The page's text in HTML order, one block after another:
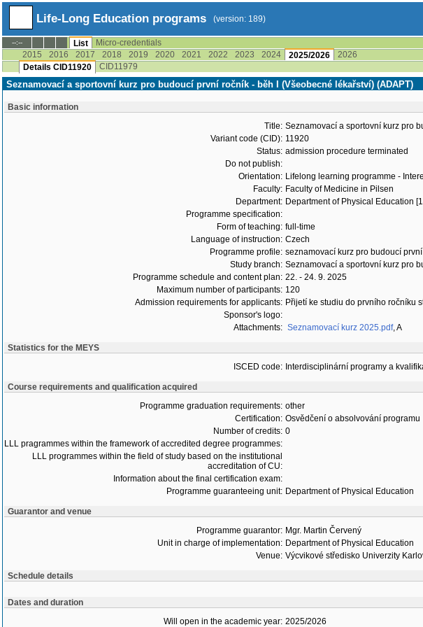
Life-Long Education programs (version: 189)
--:-- List
Micro-credentials
2015
2016 2017 2018 2019 2020 2021 2022 2023 2024 2025/2026
2026
Details CID11920
CID11979
Seznamovací a sportovní kurz pro budoucí první ročník - běh I (Všeobecné lékařství) (ADAPT)
Basic information
Title: Seznamovací a sportovní kurz pro
Variant code (CID): 11920
Status: admission procedure terminated
Do not publish:
Orientation: Lifelong learning programme -
Faculty: Faculty of Medicine in Pilsen
Department: Department of Physical Education
Programme specification:
Form of teaching: full-time
Language of instruction: Czech
Programme profile: seznamovací kurz pro budoucí
Study branch: Seznamovací a sportovní kurz pro
Programme schedule and content plan: 22. - 24. 9. 2025
Maximum number of participants: 120
Admission requirements for applicants: Přijetí ke studiu do prvního ročníku
Sponsor's logo:
Attachments: Seznamovací kurz 2025.pdf,A
Statistics for the MEYS
ISCED code: Interdisciplinární programy a
Course requirements and qualification acquired
Programme graduation requirements: other
Certification: Osvědčení o absolvování programu
Number of credits: 0
LLL pragrammes within the framework of accredited degree programmes:
LLL programmes within the field of study based on the institutional
accreditation of CU:
Information about the final certification exam:
Programme guaranteeing unit: Department of Physical Education
Guarantor and venue
Programme guarantor: Mgr. Martin Červený
Unit in charge of implementation: Department of Physical Education
Venue: Výcvikové středisko Univerzity
Schedule details
Dates and duration
Will open in the academic year: 2025/2026